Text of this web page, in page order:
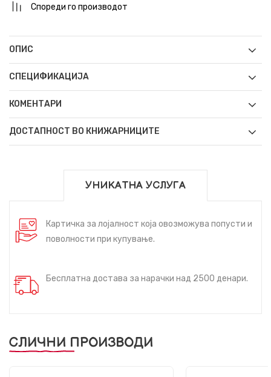
Спореди го производот
ОПИС
СПЕЦИФИКАЦИЈА
КОМЕНТАРИ
ДОСТАПНОСТ ВО КНИЖАРНИЦИТЕ
УНИКАТНА УСЛУГА
Картичка за лојалност која овозможува попусти и
поволности при купување.
Бесплатна достава за нарачки над 2500 денари.
СЛИЧНИ ПРОИЗВОДИ